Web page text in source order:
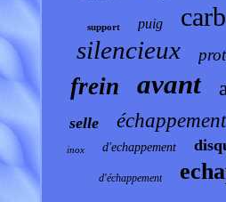
support puig
silencieux
frein avant
selle échappement
inox d'echappement
d'échappement